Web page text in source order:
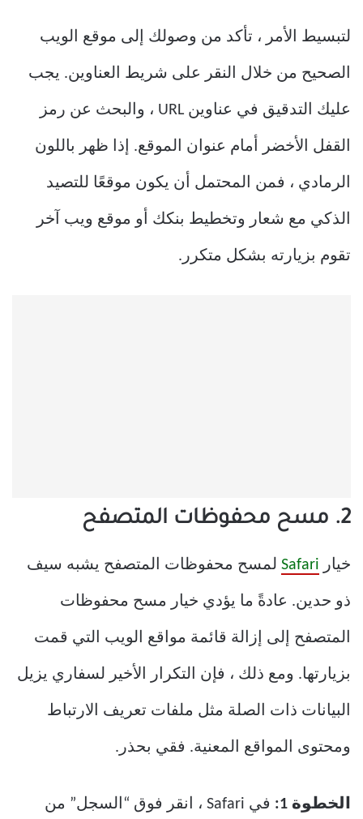
لتبسيط الأمر ، تأكد من وصولك إلى موقع الويب
الصحيح من خلال النقر على شريط العناوين. يجب
عليك التدقيق في عناوين URL ، والبحث عن رمز
القفل الأخضر أمام عنوان الموقع. إذا ظهر باللون
الرمادي ، فمن المحتمل أن يكون موقعًا للتصيد
الذكي مع شعار وتخطيط بنكك أو موقع ويب آخر
تقوم بزيارته بشكل متكرر.
2. مسح محفوظات المتصفح
خيار Safari لمسح محفوظات المتصفح يشبه سيف
ذو حدين. عادةً ما يؤدي خيار مسح محفوظات
المتصفح إلى إزالة قائمة مواقع الويب التي قمت
بزيارتها. ومع ذلك ، فإن التكرار الأخير لسفاري يزيل
البيانات ذات الصلة مثل ملفات تعريف الارتباط
ومحتوى المواقع المعنية. فقي بحذر.
الخطوة 1: في Safari ، انقر فوق “السجل” من